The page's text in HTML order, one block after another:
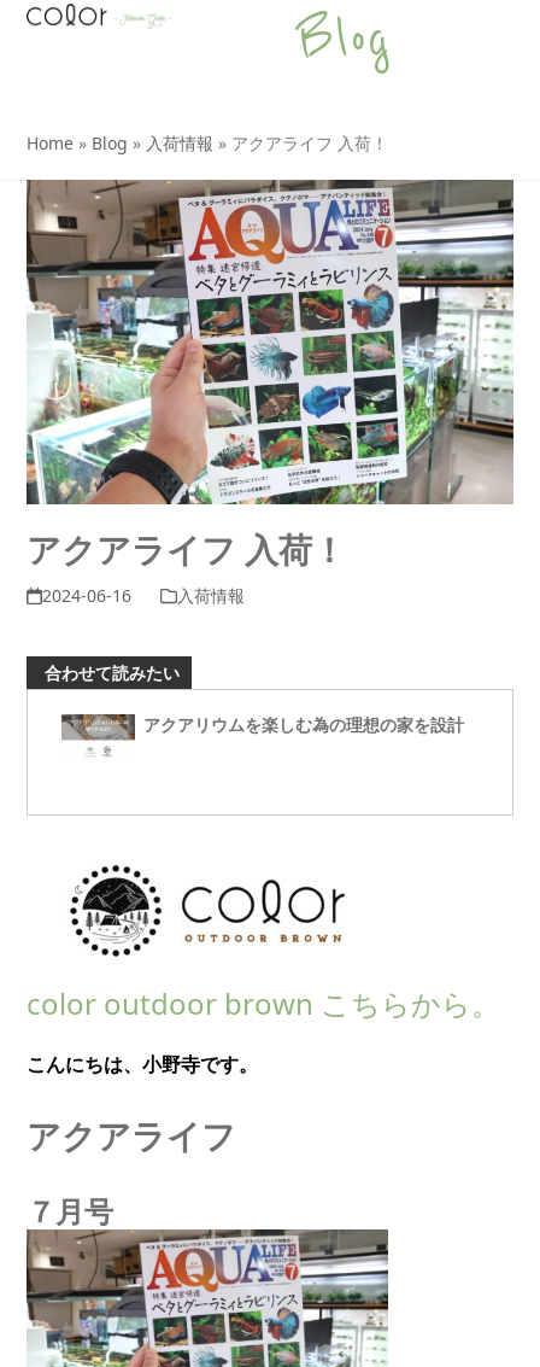
SkipOpen
Close
Blog
Home » Blog » 入荷情報 » アクアライフ 入荷！
アクアライフ 入荷！
2024-06-16 入荷情報
合わせて読みたい
アクアリウムを楽しむ為の理想の家を設計
color outdoor brown こちらから。
こんにちは、小野寺です。
アクアライフ
７月号